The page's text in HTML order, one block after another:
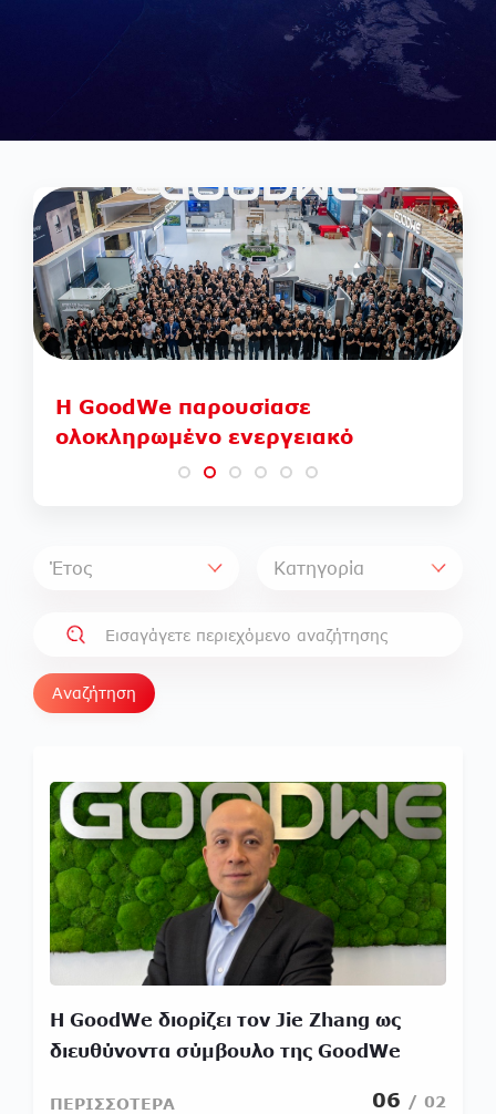
Η GoodWe διατηρεί την κατάταξη
Tier 1 ως κατασκευαστής
μετατροπέων από τη
Αναζήτηση
Η GoodWe διορίζει τον Jie Zhang ως
διευθύνοντα σύμβουλο της GoodWe
ΠΕΡΙΣΣΟΤΕΡΑ 06 / 02